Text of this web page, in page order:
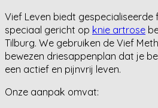
Vief Leven biedt gespecialiseerde
speciaal gericht op knie artrose
Tilburg. We gebruiken de Vief
bewezen driesappenplan dat je
een actief en pijnvrij leven.
Onze aanpak omvat: